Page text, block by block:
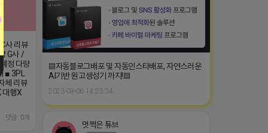
사 리뷰
G사 /
정 다량
■ 3PL
체 리뷰
대행X
댓글: 0개
▤자동블로그배포 및 자동인스타배포, 자연스러운
AI기반 원고생성기 까지!▤
2023-09-06 14:23:34
멋쩍은 튜브